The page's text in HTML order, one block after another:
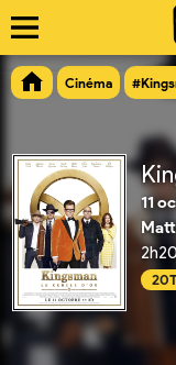
Cinéma
11